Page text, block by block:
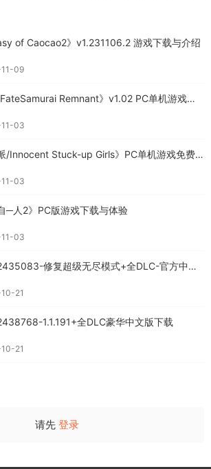
of Caocao2》v1.231106.2 游戏下载与介绍
09
Remnant》v1.02 PC单机游戏下
03
/Innocent Stuck-up Girls》PC单机游戏免费
03
─人2》PC版游戏下载与体验
03
修复超级无尽模式+全DLC-官方中文-
21
1.1.191+全DLC豪华中文版下载
21
请先 登录